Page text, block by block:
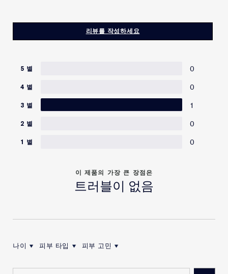
사용 시 주의 사항:
1) 화장품을 사용하여 다음과 같은 이상이 있는 경우에는 사용을
의 등에게 상담할 것
가) 사용 중 붉은 반점, 부어오름, 가려움증, 자극 등의 이상이 있
3) 보관 및 취급 시의 주의사항
나) 유아ㆍ소아의 손이 닿지 않는 곳에 보관할 것
말 것
출물,흰무늬엉겅퀴추출물,미모사 테누이플로라나무껍질추출물,
해바라기씨추출물,제주진득찰추출물,카페인,보리추출물,밀배아
라이콜,카프릴릴글라이콜,보론나이트라이드,말토덱스트린,아미
콘-11,알루미나,아이소세테스-20,다이스테아다이모늄헥토라이트,
피이지-10다이메티콘,라우릴피이지-9폴리다이메틸실록시에틸다
이메티콘,시트릭애씨드,옥타데센,트라이에톡시카프릴릴실레인,
다이소듐이디티에이,비에이치티,포타슘솔베이트,클로페네신,페
제공된 성분은 동일 제품이라도 경우에 따라 변경될 수 있습니
성분 목록은 변경되거나 수시로 바뀔 수 있어, 제품 패키지에
포함된 성분 목록을 참고 부탁 드립니다.
리뷰를 작성하세요
5 별 0
4 별 0
3 별 1
2 별 0
1 별 0
이 제품의 가장 큰 장점은
트러블이 없음
나이
피부 타입
피부 고민